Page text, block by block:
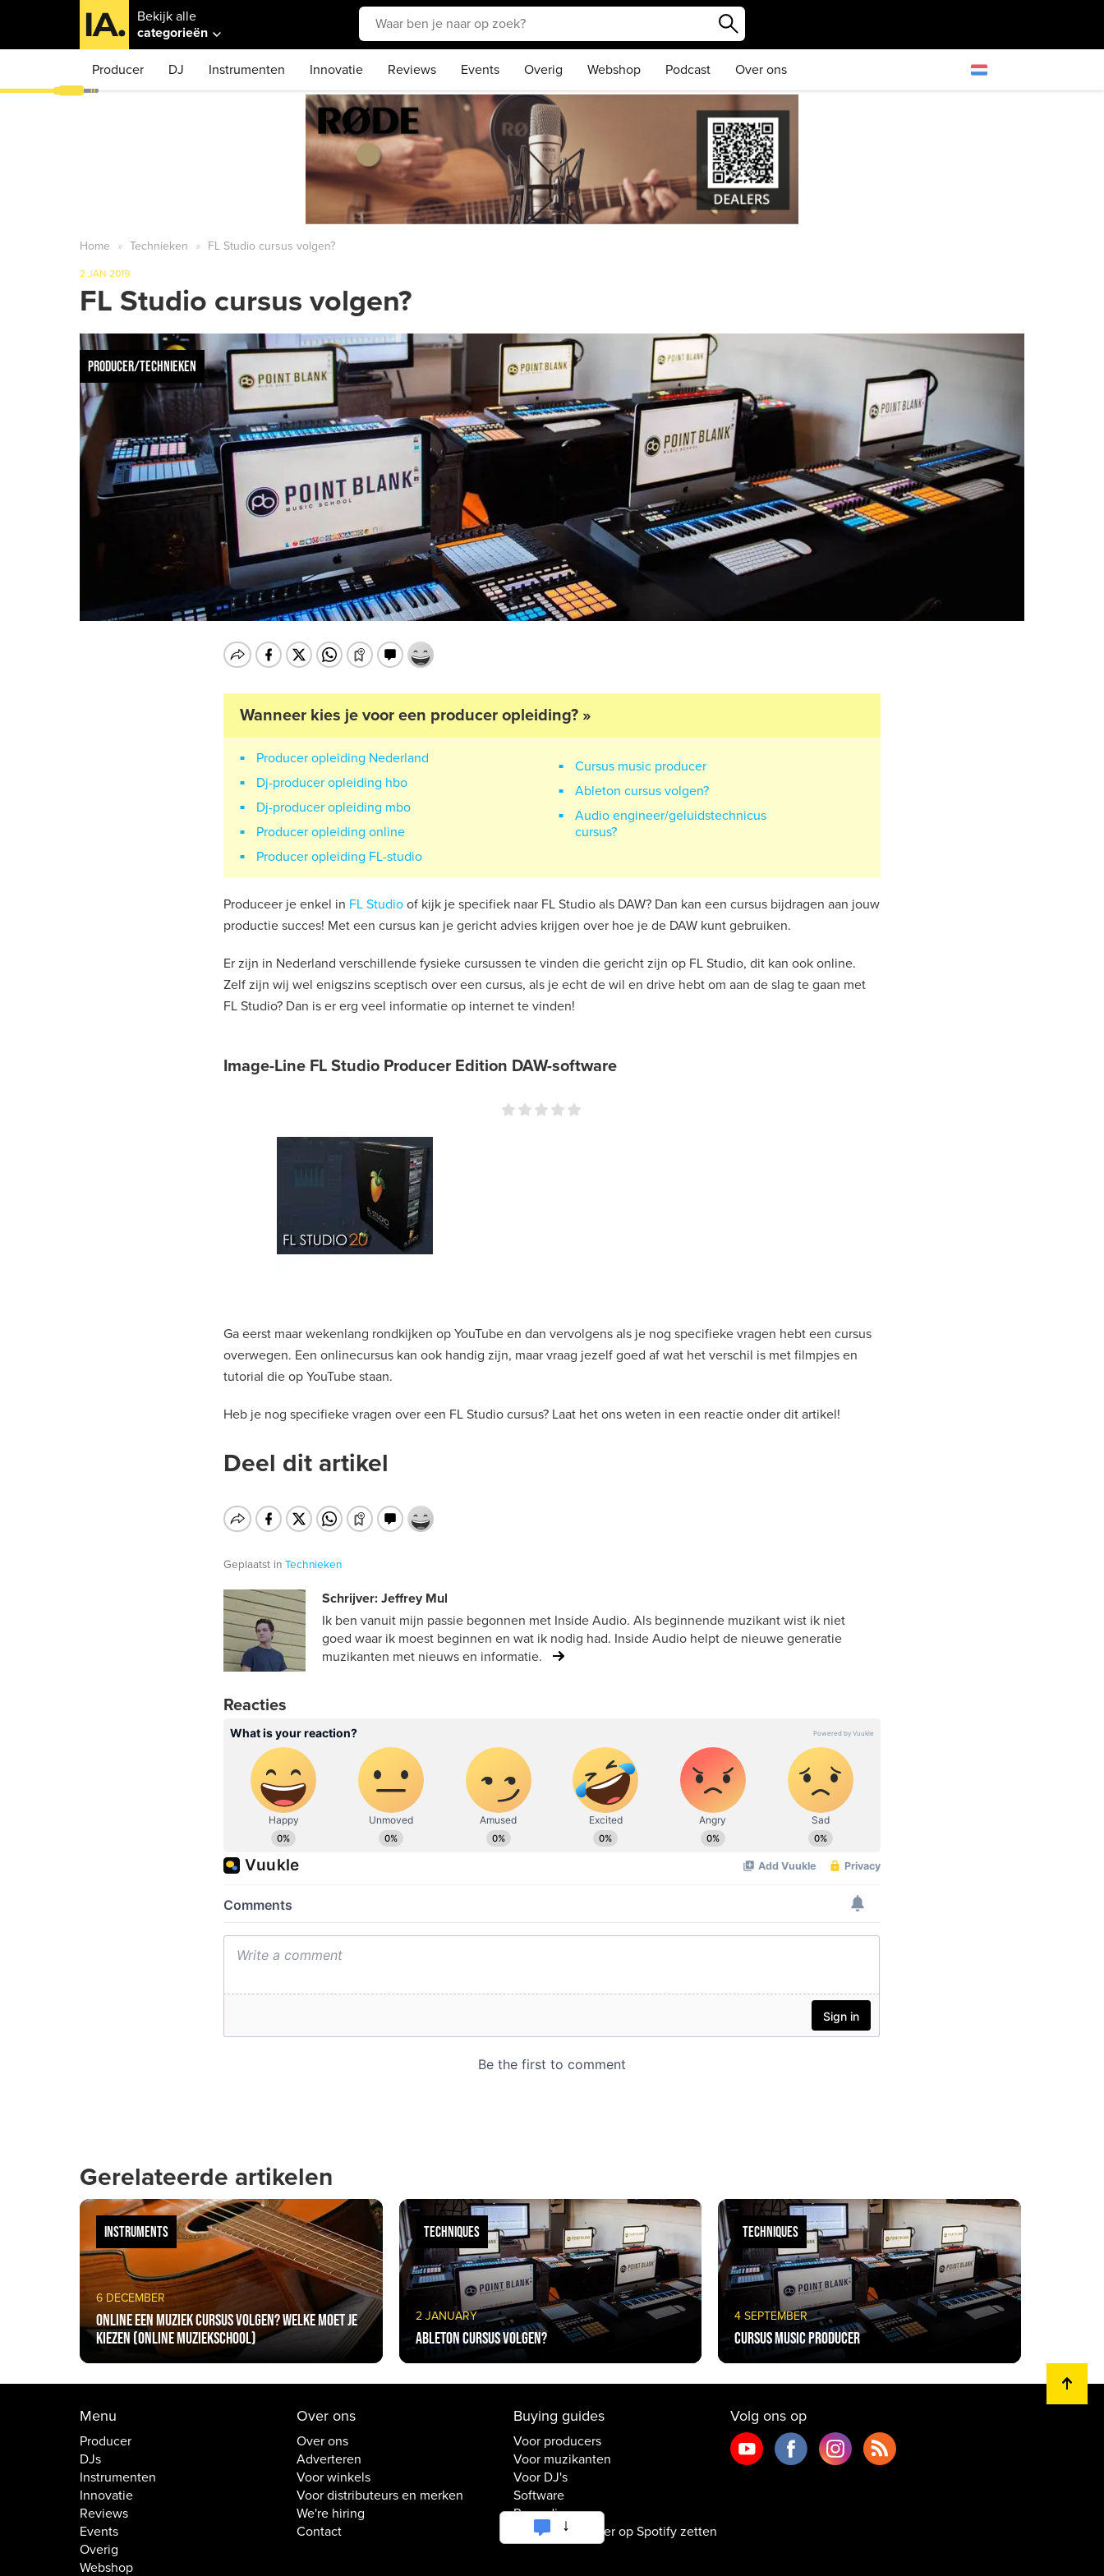
Bekijk alle
categorieën
Producer DJ Instrumenten Innovatie Reviews Events Overig Webshop Podcast Over ons
Home Technieken FL Studio cursus volgen?
2 JAN 2019
FL Studio cursus volgen?
PRODUCER/TECHNIEKEN
Wanneer kies je voor een producer opleiding? »
Producer opleiding Nederland
Dj-producer opleiding hbo
Dj-producer opleiding mbo
Producer opleiding online
Producer opleiding FL-studio
Cursus music producer
Ableton cursus volgen?
Audio engineer/geluidstechnicus
cursus?
Produceer je enkel in FL Studio of kijk je specifiek naar FL Studio als DAW? Dan kan een cursus bijdragen aan jouw
productie succes! Met een cursus kan je gericht advies krijgen over hoe je de DAW kunt gebruiken.
Er zijn in Nederland verschillende fysieke cursussen te vinden die gericht zijn op FL Studio, dit kan ook online.
Zelf zijn wij wel enigszins sceptisch over een cursus, als je echt de wil en drive hebt om aan de slag te gaan met
FL Studio? Dan is er erg veel informatie op internet te vinden!
Image-Line FL Studio Producer Edition DAW-software
Ga eerst maar wekenlang rondkijken op YouTube en dan vervolgens als je nog specifieke vragen hebt een cursus
overwegen. Een onlinecursus kan ook handig zijn, maar vraag jezelf goed af wat het verschil is met filmpjes en
tutorial die op YouTube staan.
Heb je nog specifieke vragen over een FL Studio cursus? Laat het ons weten in een reactie onder dit artikel!
Deel dit artikel
Geplaatst in Technieken
Schrijver: Jeffrey Mul
Ik ben vanuit mijn passie begonnen met Inside Audio. Als beginnende muzikant wist ik niet
goed waar ik moest beginnen en wat ik nodig had. Inside Audio helpt de nieuwe generatie
muzikanten met nieuws en informatie.
Reacties
Gerelateerde artikelen
6 DECEMBER
Online een muziek cursus volgen? Welke moet je
kiezen (online muziekschool)
INSTRUMENTS
2 JANUARY
Ableton cursus volgen?
TECHNIQUES
4 SEPTEMBER
Cursus music producer
TECHNIQUES
Menu
Producer
DJs
Instrumenten
Innovatie
Reviews
Events
Overig
Webshop
Over ons
Over ons
Adverteren
Voor winkels
Voor distributeurs en merken
We're hiring
Contact
Buying guides
Voor producers
Voor muzikanten
Voor DJ's
Software
Recording
Muziek / Nummer op Spotify zetten
Volg ons op